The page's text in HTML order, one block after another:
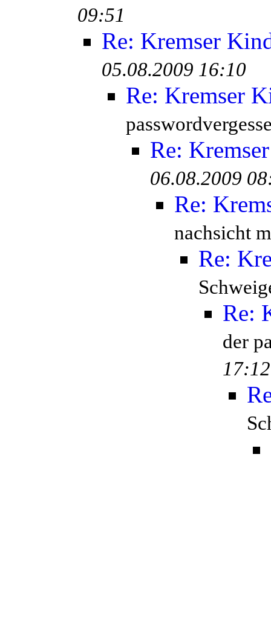
09:51
Re: Kremser
05.08.2009 16:10
Re: Kremser
Re:
06.08.2009
Re:
nachsicht
Re:
Re:
der
17:12